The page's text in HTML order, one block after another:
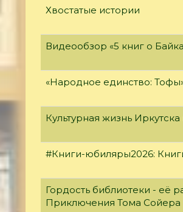
Хвостатые истории
Видеообзор «5 книг о
«Народное единство:
Культурная жизнь Иркутска
#Книги-юбиляры2026:
Гордость библиотеки - её
Приключения Тома Сойера